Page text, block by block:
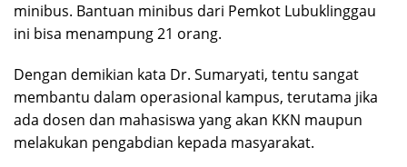
minibus. Bantuan minibus dari Pemkot Lubuklinggau
ini bisa menampung 21 orang.
Dengan demikian kata Dr. Sumaryati, tentu sangat
membantu dalam operasional kampus, terutama jika
ada dosen dan mahasiswa yang akan KKN maupun
melakukan pengabdian kepada masyarakat.